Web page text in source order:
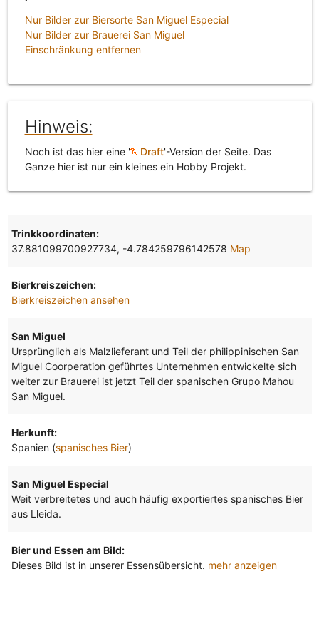
Nur Bilder zur Biersorte San Miguel Especial
Nur Bilder zur Brauerei San Miguel
Einschränkung entfernen
Hinweis:
Noch ist das hier eine ' Draft'-Version der Seite. Das
Ganze hier ist nur ein kleines ein Hobby Projekt.
Trinkkoordinaten:
37.881099700927734, -4.784259796142578 Map
Bierkreiszeichen:
Bierkreiszeichen ansehen
San Miguel
Ursprünglich als Malzlieferant und Teil der philippinischen San
Miguel Coorperation geführtes Unternehmen entwickelte sich
weiter zur Brauerei ist jetzt Teil der spanischen Grupo Mahou
San Miguel.
Herkunft:
Spanien (spanisches Bier)
San Miguel Especial
Weit verbreitetes und auch häufig exportiertes spanisches Bier
aus Lleida.
Bier und Essen am Bild:
Dieses Bild ist in unserer Essensübersicht. mehr anzeigen